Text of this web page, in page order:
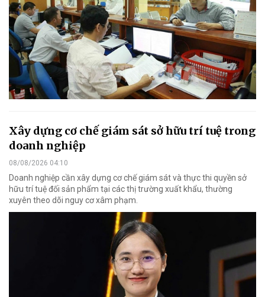
Xây dựng cơ chế giám sát sở hữu trí tuệ trong
doanh nghiệp
08/08/2026 04:10
Doanh nghiệp cần xây dựng cơ chế giám sát và thực thi quyền sở
hữu trí tuệ đối sản phẩm tại các thị trường xuất khẩu, thường
xuyên theo dõi nguy cơ xâm phạm.